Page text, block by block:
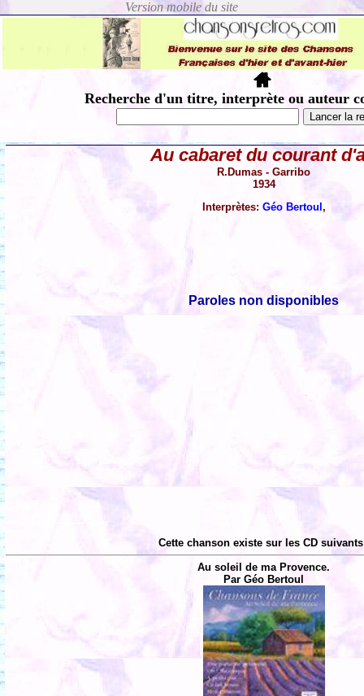
Recherche d'un titre, interprète ou auteur
Au cabaret du courant
R.Dumas - Garribo
1934
Interprètes: Géo Bertoul ,
Paroles non disponibles
Cette chanson existe sur les CD
Au soleil de ma Provence.
Par Géo Bertoul